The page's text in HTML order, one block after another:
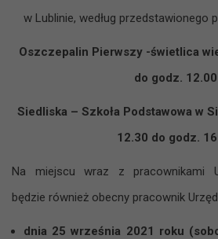
w Lublinie, według przedstawionego
Oszczepalin Pierwszy -świetlica
do godz. 12.00
Siedliska – Szkoła Podstawowa w
12.30 do godz.
Na miejscu wraz z pracownikami
będzie również obecny pracownik
dnia 25 września 2021 roku